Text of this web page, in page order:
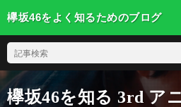
欅坂46をよく知るためのブログ
欅坂46を知る 3rd ア